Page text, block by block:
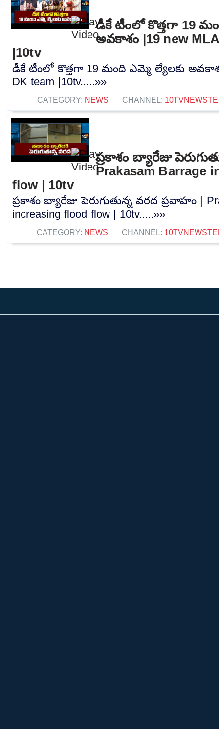
డీకే టీంలో కొత్తగా 19
అవకాశం |19 new
|10tv
డీకే టీంలో కొత్తగా 19 మంది ఎమ్మె ల్యేలకు
DK team |10tv.....»»
CATEGORY: NEWS CHANNEL:
ప్రకాశం బ్యారేజు
Prakasam Barrage
flow | 10tv
ప్రకాశం బ్యారేజు పెరుగుతున్న వరద ప్రవాహం |
increasing flood flow | 10tv.....»»
CATEGORY: NEWS CHANNEL: